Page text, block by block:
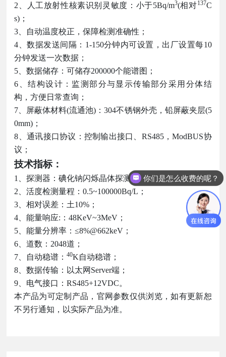
2、人工放射性核素识别灵敏度：小于5Bq/m3(相对137C
s)；
3、自动温度校正，保障检测准确性；
4、数据发送间隔：1-150分钟内可设置，出厂设置每10
分钟发送一次数据；
5、数据储存：可储存200000个能谱图；
6、结构设计：监测部分与显示传输部分采用分体结
构，方便日常查询；
7、屏蔽体材料(流通池)：304不锈钢外壳，铅屏蔽夹层(5
0mm)；
8、通讯接口协议：控制输出接口、RS485，ModBUS协
议；
技术指标：
1、探测器：碘化钠闪烁晶体探测器；
2、活度检测量程：0.5~100000Bq/L；
3、相对误差：土10%；
4、能量响应:：48KeV~3MeV；
5、能量分辨率：≤8%@662keV；
6、道数：2048道；
7、自动稳谱：40K自动稳谱；
8、数据传输：以太网Server端；
9、电气接口：RS485+12VDC。
本产品为可定制产品，官网参数仅供浏览，如有更新恕
不另行通知，以实际产品为准。
你们是怎么收费的呢？